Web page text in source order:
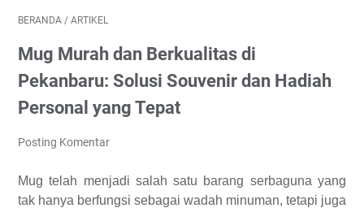
BERANDA / ARTIKEL
Mug Murah dan Berkualitas di
Pekanbaru: Solusi Souvenir dan Hadiah
Personal yang Tepat
Posting Komentar
Mug telah menjadi salah satu barang serbaguna yang
tak hanya berfungsi sebagai wadah minuman, tetapi juga